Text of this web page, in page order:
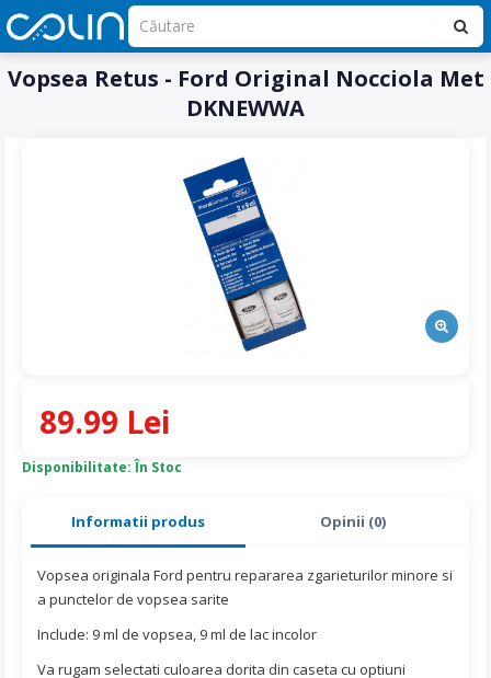
Vopsea Retus - Ford Original Nocciola Met
DKNEWWA
Informatii produs Opinii (0)
Vopsea originala Ford pentru repararea zgarieturilor minore si
a punctelor de vopsea sarite
Include: 9 ml de vopsea, 9 ml de lac incolor
Va rugam selectati culoarea dorita din caseta cu optiuni
Disponibilitate: În Stoc
89.99 Lei